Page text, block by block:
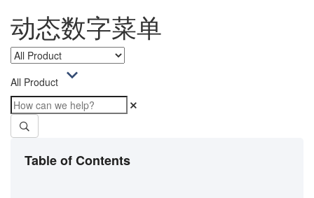
动态数字菜单
All Product
Table of Contents